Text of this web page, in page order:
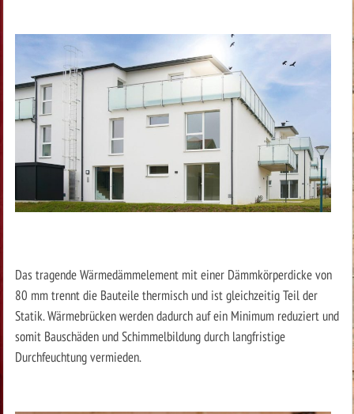
Das tragende Wärmedämmelement mit einer Dämmkörperdicke von
80 mm trennt die Bauteile thermisch und ist gleichzeitig Teil der
Statik. Wärmebrücken werden dadurch auf ein Minimum reduziert und
somit Bauschäden und Schimmelbildung durch langfristige
Durchfeuchtung vermieden.